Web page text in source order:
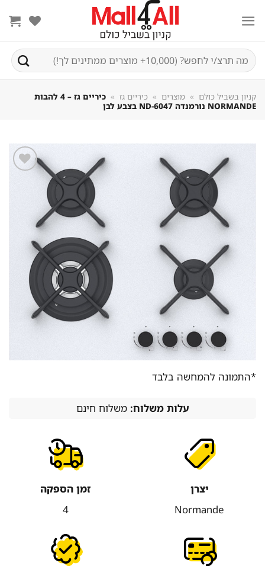
חיפוש
עבור:
קניון בשביל כולם » מוצרים » כיריים גז »
כיריים גז – 4 להבות
NORMANDE נורמנדה ND-6047 בצבע לבן
*התמונה להמחשה בלבד
עלות משלוח:משלוח חינם
יצרן
Normande
זמן הספקה